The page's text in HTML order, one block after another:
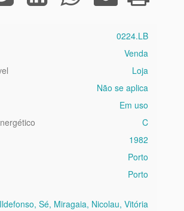
0224.LB
Venda
Loja
Não se aplica
Em uso
C
1982
Porto
Porto
Sé, Miragaia, Nicolau, Vitória